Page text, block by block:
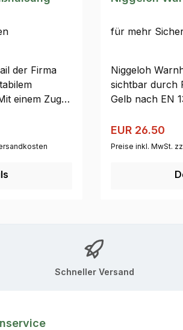
der Firma
einem Zug
für mehr
Niggeloh
sichtbar durch
Gelb nach EN
Folie zum
individuelle
Verkaufspreis:
EUR 26.50
Preise inkl. MwSt.
Schneller Versand